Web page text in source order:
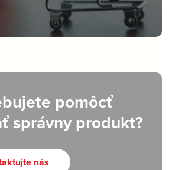
pomôcť
správny produkt?
nás